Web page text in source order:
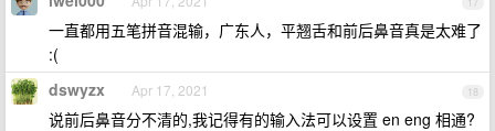
一直都用五笔拼音混输，广东人，平翘舌和前后鼻音真是太难了
:(
18
dswyzx Apr 17, 2021
说前后鼻音分不清的,我记得有的输入法可以设置 en eng 相通?